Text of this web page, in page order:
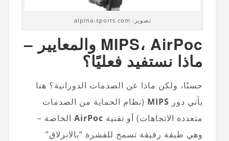
تصوير: alpina-sports.com
MIPS، AirPoc والمعايير –
ماذا نستفيد فعليًا؟
حسنًا، ولكن ماذا عن الصدمات الدورانية؟ هنا
يأتي دور MIPS (نظام الحماية من الصدمات
متعددة الاتجاهات) أو تقنية AirPocالخاصة –
وهي طبقة رقيقة تسمح للقشرة “بالانزلاق”